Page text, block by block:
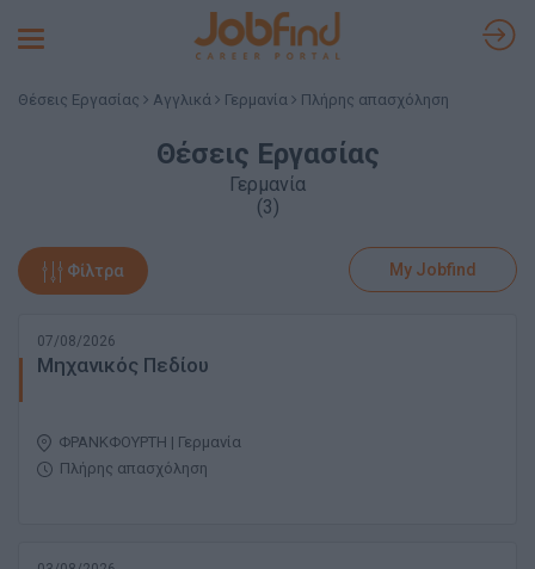
Toggle
Θέσεις Εργασίας Αγγλικά Γερμανία Πλήρης απασχόληση
Θέσεις Εργασίας
Γερμανία
(3)
Φίλτρα My Jobfind
07/08/2026
Μηχανικός Πεδίου
ΦΡΑΝΚΦΟΥΡΤΗ | Γερμανία
Πλήρης απασχόληση